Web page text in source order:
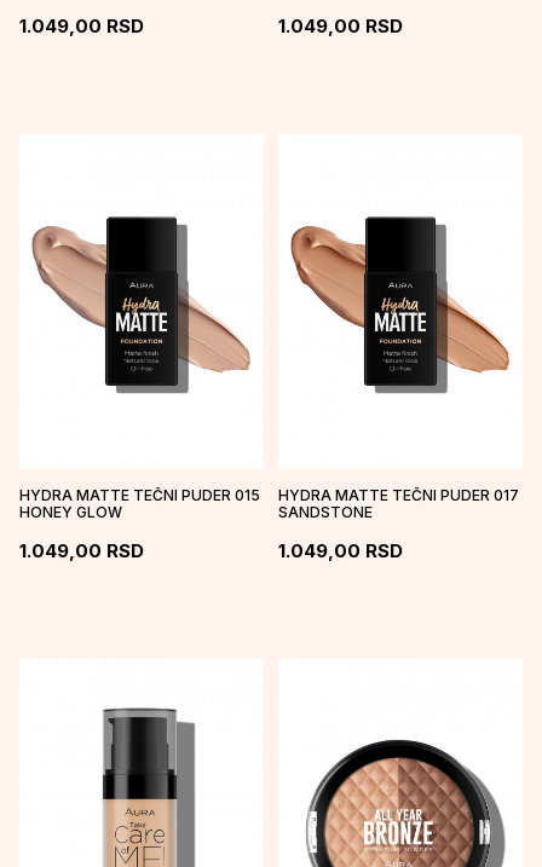
1.049,00 RSD 1.049,00 RSD
HYDRA MATTE TEČNI PUDER 015
HONEY GLOW
1.049,00 RSD
HYDRA MATTE TEČNI PUDER 017
SANDSTONE
1.049,00 RSD